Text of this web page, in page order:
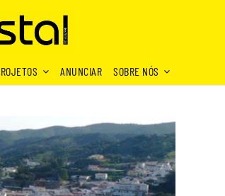
ANUNCIAR SOBRE NÓS